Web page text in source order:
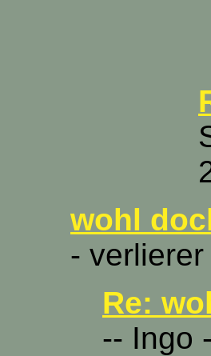
wohl
-
Re:
-- Ingo